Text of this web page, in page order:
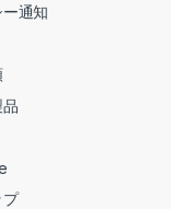
通知